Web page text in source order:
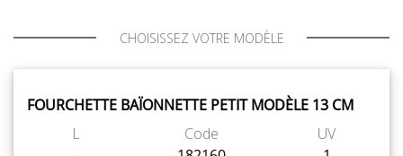
CHOISISSEZ VOTRE MODÈLE
FOURCHETTE BAÏONNETTE PETIT MODÈLE 13 CM
L
Code
UV